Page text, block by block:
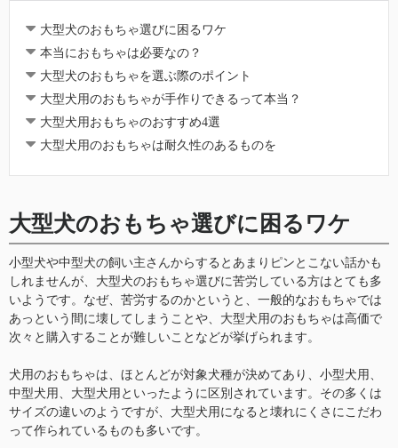
大型犬のおもちゃ選びに困るワケ
本当におもちゃは必要なの？
大型犬のおもちゃを選ぶ際のポイント
大型犬用のおもちゃが手作りできるって本当？
大型犬用おもちゃのおすすめ4選
大型犬用のおもちゃは耐久性のあるものを
大型犬のおもちゃ選びに困るワケ
小型犬や中型犬の飼い主さんからするとあまりピンとこない話かも
しれませんが、大型犬のおもちゃ選びに苦労している方はとても多
いようです。なぜ、苦労するのかというと、一般的なおもちゃでは
あっという間に壊してしまうことや、大型犬用のおもちゃは高価で
次々と購入することが難しいことなどが挙げられます。
犬用のおもちゃは、ほとんどが対象犬種が決めてあり、小型犬用、
中型犬用、大型犬用といったように区別されています。その多くは
サイズの違いのようですが、大型犬用になると壊れにくさにこだわ
って作られているものも多いです。